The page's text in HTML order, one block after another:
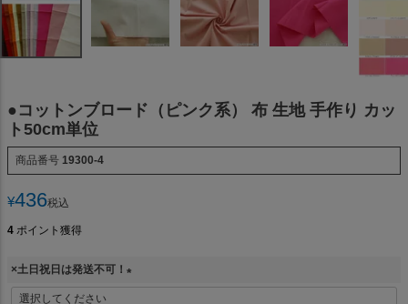
●コットンブロード（ピンク系） 布 生地 手作り カッ
ト50cm単位
商品番号 19300-4
¥436税込
4 ポイント獲得
×土日祝日は発送不可！